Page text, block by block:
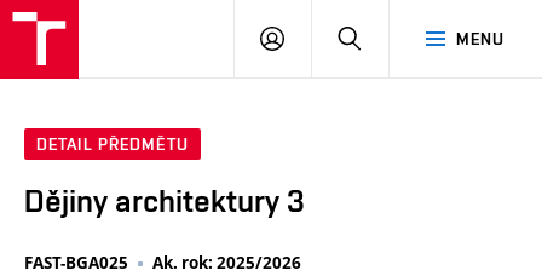
MENU
PŘIHLÁSIT
DETAIL PŘEDMĚTU
Dějiny architektury 3
FAST-BGA025 Ak. rok: 2025/2026